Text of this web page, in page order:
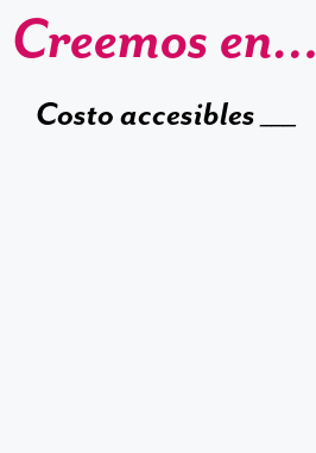
Creemos en…
Costo accesibles ___